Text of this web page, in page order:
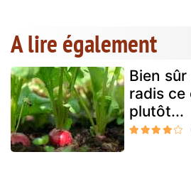
A lire également
Bien
radis ce
plutôt...